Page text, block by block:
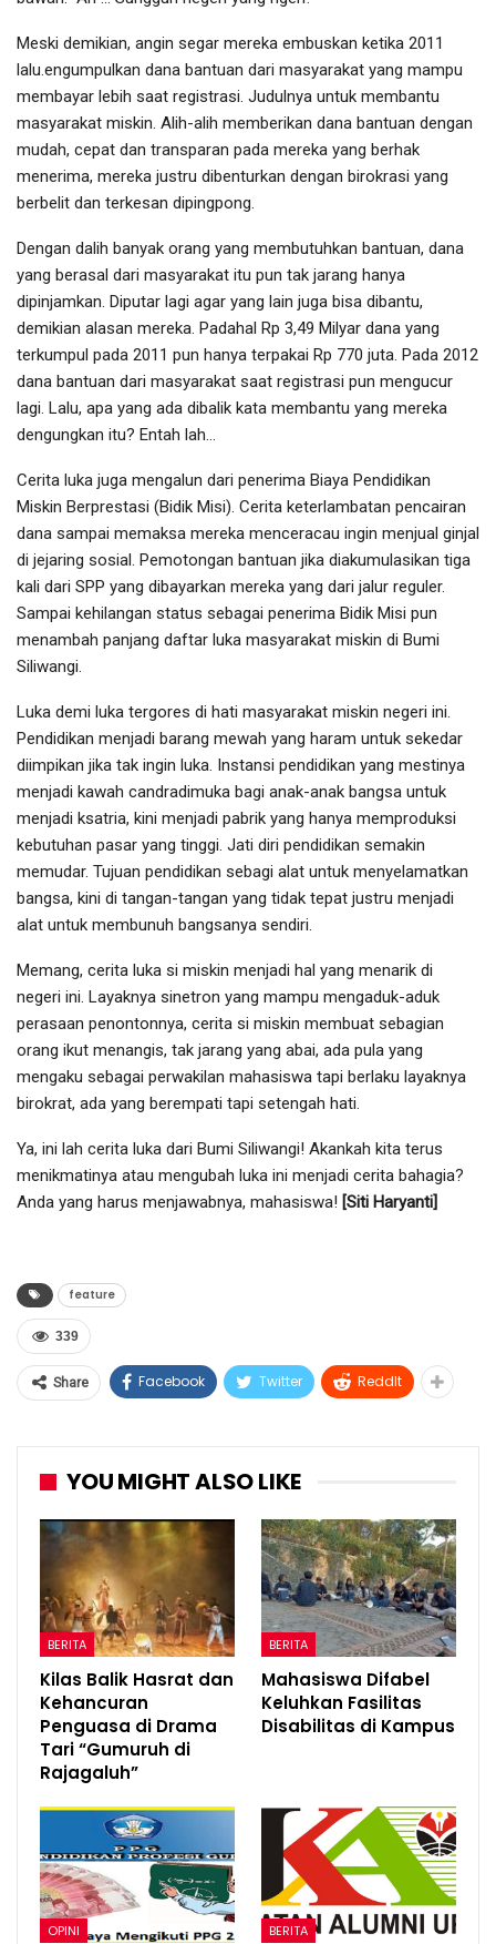
Meski demikian, angin segar mereka embuskan ketika 2011
lalu.engumpulkan dana bantuan dari masyarakat yang mampu
membayar lebih saat registrasi. Judulnya untuk membantu
masyarakat miskin. Alih-alih memberikan dana bantuan dengan
mudah, cepat dan transparan pada mereka yang berhak
menerima, mereka justru dibenturkan dengan birokrasi yang
berbelit dan terkesan dipingpong.
Dengan dalih banyak orang yang membutuhkan bantuan, dana
yang berasal dari masyarakat itu pun tak jarang hanya
dipinjamkan. Diputar lagi agar yang lain juga bisa dibantu,
demikian alasan mereka. Padahal Rp 3,49 Milyar dana yang
terkumpul pada 2011 pun hanya terpakai Rp 770 juta. Pada 2012
dana bantuan dari masyarakat saat registrasi pun mengucur
lagi. Lalu, apa yang ada dibalik kata membantu yang mereka
dengungkan itu? Entah lah…
Cerita luka juga mengalun dari penerima Biaya Pendidikan
Miskin Berprestasi (Bidik Misi). Cerita keterlambatan pencairan
dana sampai memaksa mereka menceracau ingin menjual ginjal
di jejaring sosial. Pemotongan bantuan jika diakumulasikan tiga
kali dari SPP yang dibayarkan mereka yang dari jalur reguler.
Sampai kehilangan status sebagai penerima Bidik Misi pun
menambah panjang daftar luka masyarakat miskin di Bumi
Siliwangi.
Luka demi luka tergores di hati masyarakat miskin negeri ini.
Pendidikan menjadi barang mewah yang haram untuk sekedar
diimpikan jika tak ingin luka. Instansi pendidikan yang mestinya
menjadi kawah candradimuka bagi anak-anak bangsa untuk
menjadi ksatria, kini menjadi pabrik yang hanya memproduksi
kebutuhan pasar yang tinggi. Jati diri pendidikan semakin
memudar. Tujuan pendidikan sebagi alat untuk menyelamatkan
bangsa, kini di tangan-tangan yang tidak tepat justru menjadi
alat untuk membunuh bangsanya sendiri.
Memang, cerita luka si miskin menjadi hal yang menarik di
negeri ini. Layaknya sinetron yang mampu mengaduk-aduk
perasaan penontonnya, cerita si miskin membuat sebagian
orang ikut menangis, tak jarang yang abai, ada pula yang
mengaku sebagai perwakilan mahasiswa tapi berlaku layaknya
birokrat, ada yang berempati tapi setengah hati.
Ya, ini lah cerita luka dari Bumi Siliwangi! Akankah kita terus
menikmatinya atau mengubah luka ini menjadi cerita bahagia?
Anda yang harus menjawabnya, mahasiswa! [Siti Haryanti]
feature
339
Share Facebook Twitter ReddIt
YOU MIGHT ALSO LIKE
BERITA
Kilas Balik Hasrat dan
Kehancuran
Penguasa di Drama
Tari “Gumuruh di
Rajagaluh”
BERITA
Mahasiswa Difabel
Keluhkan Fasilitas
Disabilitas di Kampus
OPINI BERITA